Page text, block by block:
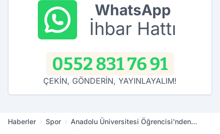
WhatsApp
İhbar Hattı
0552 831 76 91
ÇEKİN, GÖNDERİN, YAYINLAYALIM!
Haberler Spor
Anadolu Üniversitesi Öğrencisi'nden